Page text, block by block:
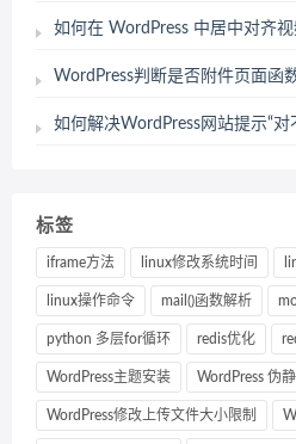
如何在 WordPress 中居中对齐视
WordPress判断是否附件页面函
如何解决WordPress网站提示“对
标签
iframe方法 linux修改系统时间
linux操作命令 mail()函数解析
python 多层for循环 redis优化
WordPress主题安装 WordPress 伪
WordPress修改上传文件大小限制